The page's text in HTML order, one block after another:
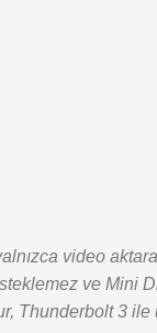
video
ve Mini
Thunderbolt 3 ile